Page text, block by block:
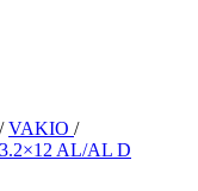
/VAKIO /
AL/AL D